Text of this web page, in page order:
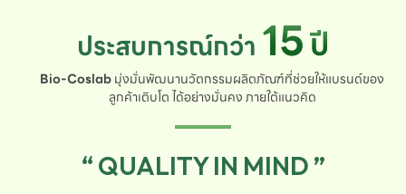
ประสบการณ์กว่า 15ปี
Bio-Coslabมุ่งมั่นพัฒนานวัตกรรมผลิตภัณฑ์ที่ช่วยให้แบรนด์ของ
ลูกค้าเติบโต ได้อย่างมั่นคง ภายใต้แนวคิด
“ QUALITY IN MIND ”